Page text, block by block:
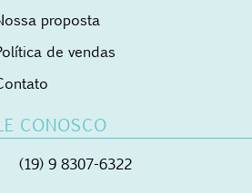
proposta
de vendas
CONOSCO
(19) 9 8307-6322